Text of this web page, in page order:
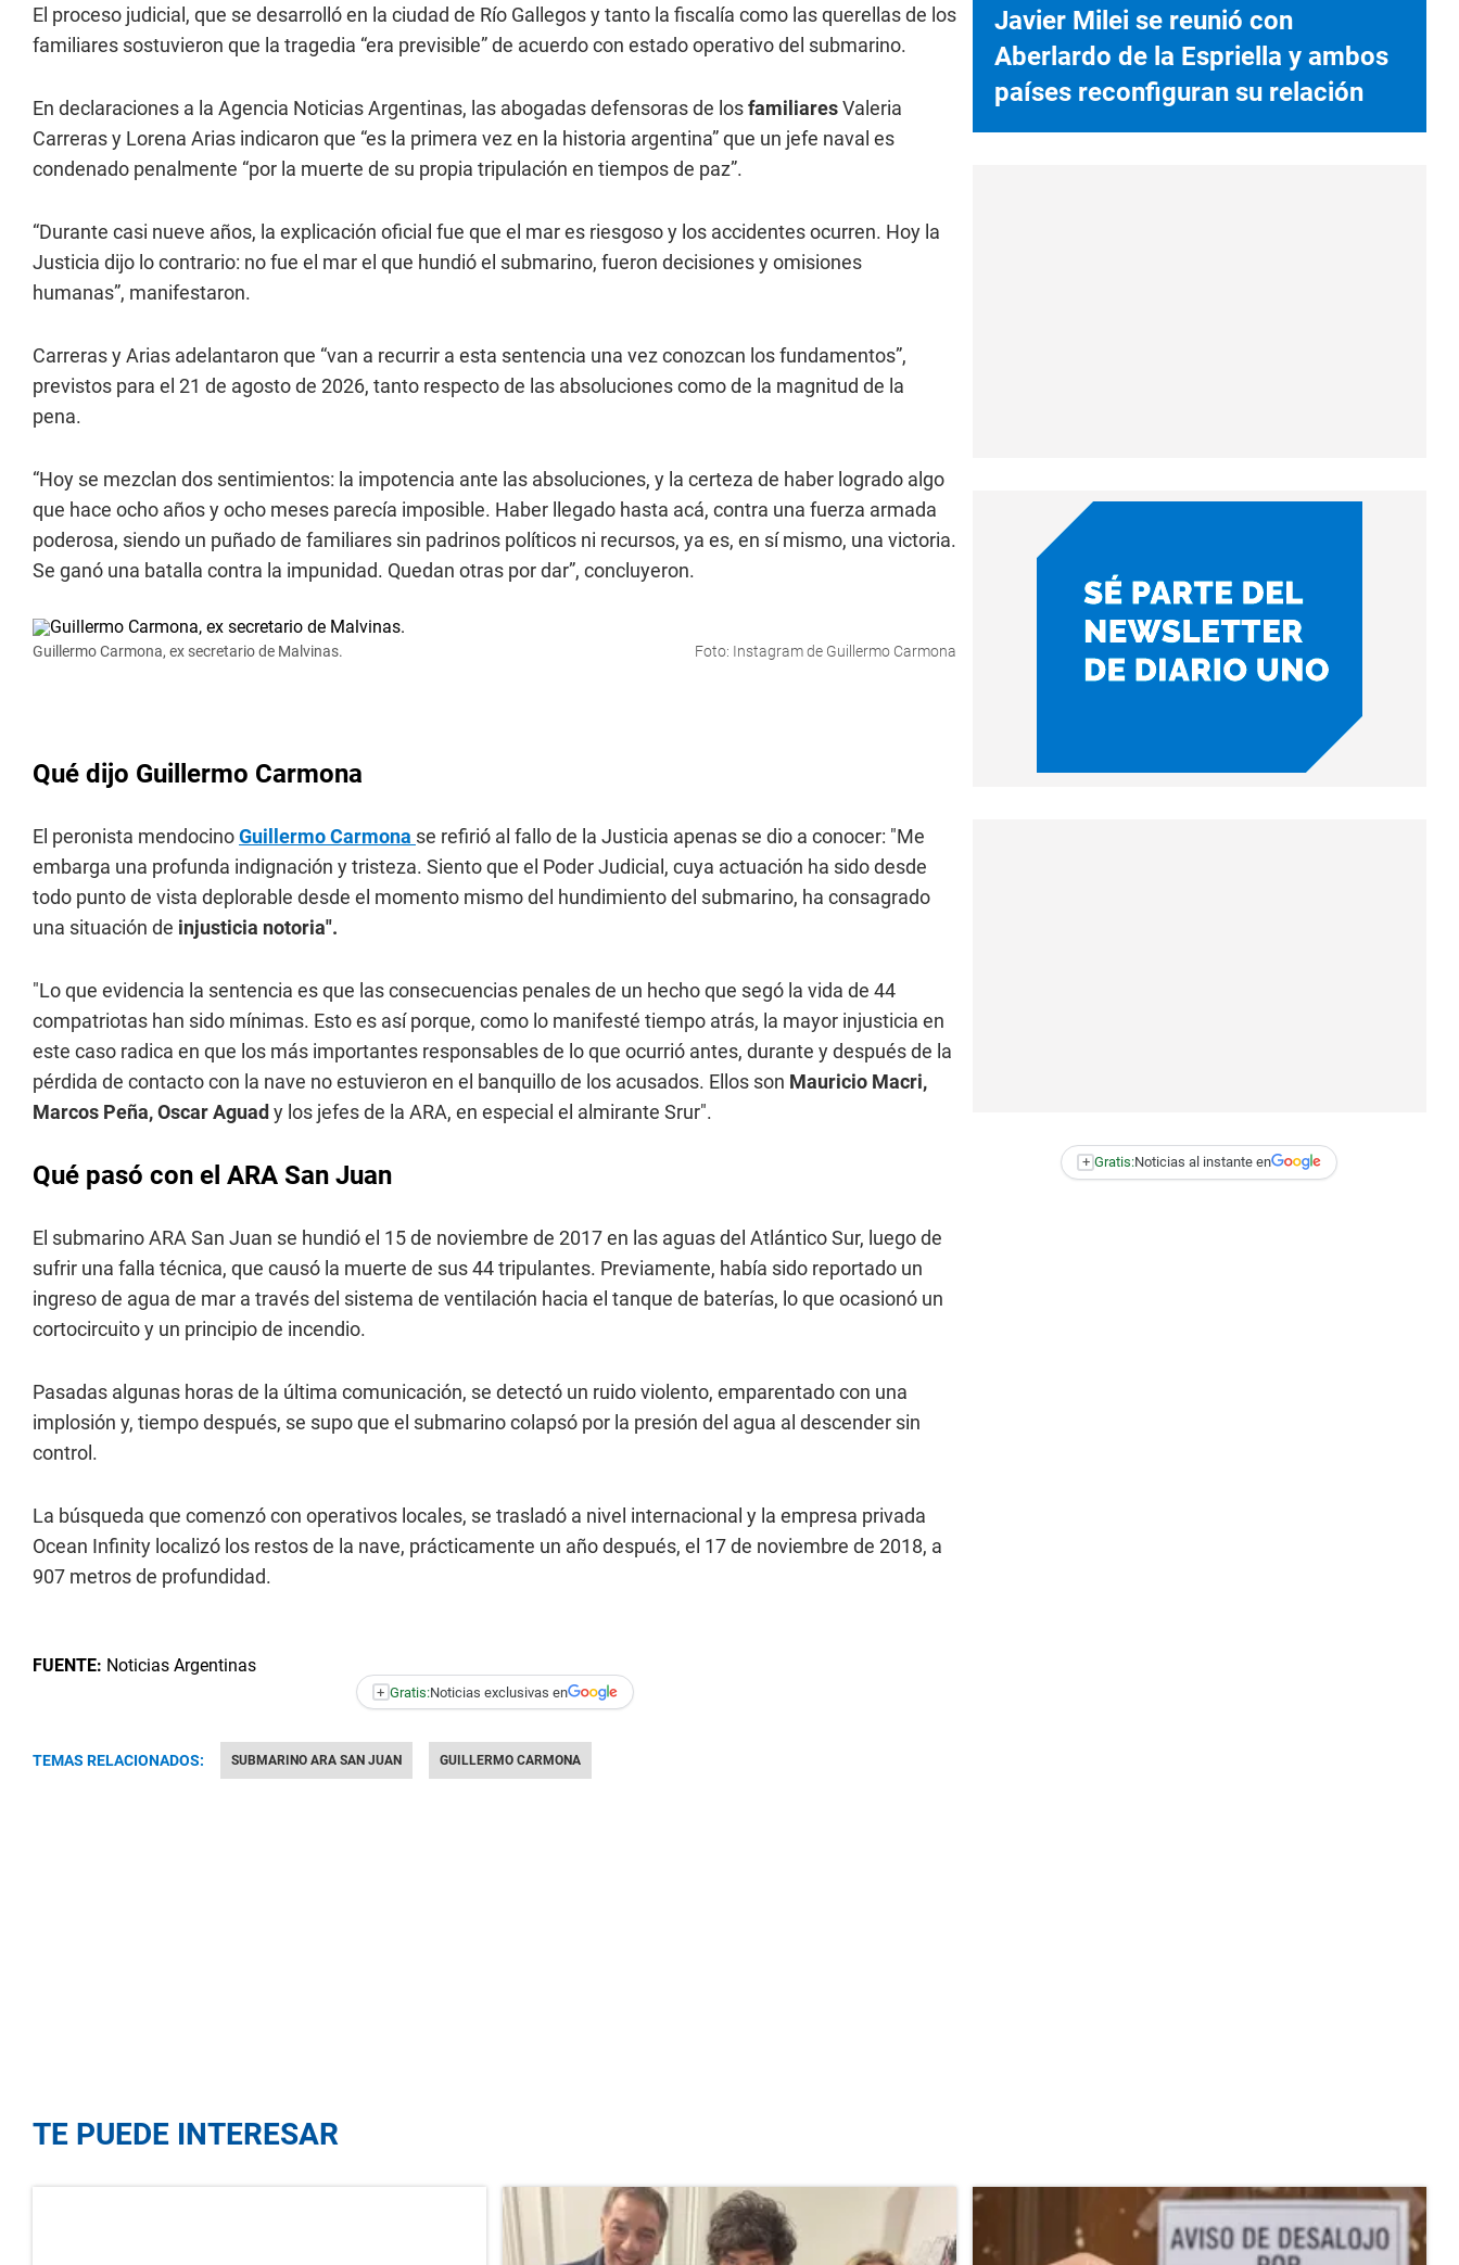
El proceso judicial, que se desarrolló en la ciudad de Río Gallegos y tanto la fiscalía como las querellas de los
familiares sostuvieron que la tragedia “era previsible” de acuerdo con estado operativo del submarino.
En declaraciones a la Agencia Noticias Argentinas, las abogadas defensoras de losfamiliaresValeria
Carreras y Lorena Arias indicaron que “es la primera vez en la historia argentina” que un jefe naval es
condenado penalmente “por la muerte de su propia tripulación en tiempos de paz”.
“Durante casi nueve años, la explicación oficial fue que el mar es riesgoso y los accidentes ocurren. Hoy la
Justicia dijo lo contrario: no fue el mar el que hundió el submarino, fueron decisiones y omisiones
humanas”, manifestaron.
Carreras y Arias adelantaron que “van a recurrir a esta sentencia una vez conozcan los fundamentos”,
previstos para el 21 de agosto de 2026, tanto respecto de las absoluciones como de la magnitud de la
pena.
“Hoy se mezclan dos sentimientos: la impotencia ante las absoluciones, y la certeza de haber logrado algo
que hace ocho años y ocho meses parecía imposible. Haber llegado hasta acá, contra una fuerza armada
poderosa, siendo un puñado de familiares sin padrinos políticos ni recursos, ya es, en sí mismo, una victoria.
Se ganó una batalla contra la impunidad. Quedan otras por dar”, concluyeron.
Guillermo Carmona, ex secretario de Malvinas. Foto: Instagram de Guillermo Carmona
Qué dijo Guillermo Carmona
El peronista mendocinoGuillermo Carmona se refirió al fallo de la Justicia apenas se dio a conocer: "Me
embarga una profunda indignación y tristeza. Siento que el Poder Judicial, cuya actuación ha sido desde
todo punto de vista deplorable desde el momento mismo del hundimiento del submarino, ha consagrado
una situación de injusticia notoria".
"Lo que evidencia la sentencia es que las consecuencias penales de un hecho que segó la vida de 44
compatriotas han sido mínimas. Esto es así porque, como lo manifesté tiempo atrás, la mayor injusticia en
este caso radica en que los más importantes responsables de lo que ocurrió antes, durante y después de la
pérdida de contacto con la nave no estuvieron en el banquillo de los acusados. Ellos son Mauricio Macri,
Marcos Peña, Oscar Aguad y los jefes de la ARA, en especial el almirante Srur".
Qué pasó con el ARA San Juan
El submarino ARA San Juan se hundió el 15 de noviembre de 2017 en las aguas del Atlántico Sur, luego de
sufrir una falla técnica, que causó la muerte de sus 44 tripulantes. Previamente, había sido reportado un
ingreso de agua de mar a través del sistema de ventilación hacia el tanque de baterías, lo que ocasionó un
cortocircuito y un principio de incendio.
Pasadas algunas horas de la última comunicación, se detectó un ruido violento, emparentado con una
implosión y, tiempo después, se supo que el submarino colapsó por la presión del agua al descender sin
control.
La búsqueda que comenzó con operativos locales, se trasladó a nivel internacional y la empresa privada
Ocean Infinity localizó los restos de la nave, prácticamente un año después, el 17 de noviembre de 2018, a
907 metros de profundidad.
FUENTE: Noticias Argentinas
+ Gratis:Noticias exclusivas en
TEMAS RELACIONADOS: SUBMARINO ARA SAN JUAN GUILLERMO CARMONA
Javier Milei se reunió con
Aberlardo de la Espriella y ambos
países reconfiguran su relación
+ Gratis:Noticias al instante en
TE PUEDE INTERESAR